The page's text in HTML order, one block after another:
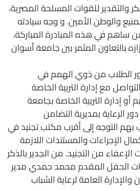
والتقدير للقوات المسلحة المصرية،
والوطن الأمين. و وجه سيادته
ساهم في هذه المبادرة المباركة،
بالتعاون المثمر بين جامعة أسوان
الطلاب من ذوي الهمم في
مع إدارة التربية الخاصة
أو إدارة التربية الخاصة بجامعة
الرعاية بمديرية التضامن
بهم التوجه إلى أقرب مكتب تجنيد في
الإجراءات والمستندات اللازمة
من التجنيد. من الجدير بالذكر
الحفل المقدم محمد حمدي مدير
العامة لرعاية الشباب